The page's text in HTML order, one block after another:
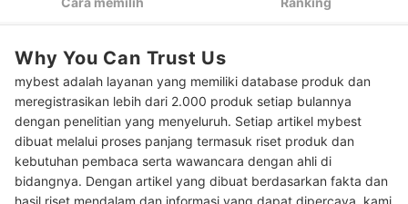
Cara mengetahui ukuran tongkat baseball sudah tepat
Baca juga rekomendasi produk perlengkapan baseball lainnya di sini
Why You Can Trust Us
mybest adalah layanan yang memiliki database produk dan
meregistrasikan lebih dari 2.000 produk setiap bulannya
dengan penelitian yang menyeluruh. Setiap artikel mybest
dibuat melalui proses panjang termasuk riset produk dan
kebutuhan pembaca serta wawancara dengan ahli di
bidangnya. Dengan artikel yang dibuat berdasarkan fakta dan
hasil riset mendalam dan informasi yang dapat dipercaya, kami